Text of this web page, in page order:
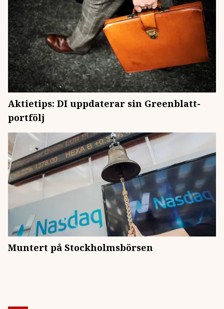
Aktietips: DI uppdaterar sin Greenblatt-
portfölj
Muntert på Stockholmsbörsen